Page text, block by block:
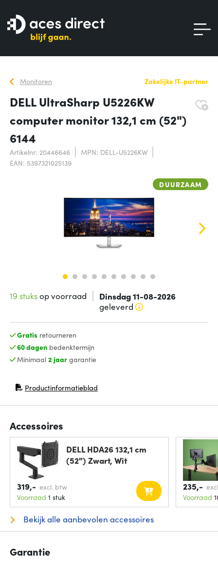
Monitoren Zakelijke IT-partner
DELL UltraSharp U5226KW
computer monitor 132,1 cm (52")
6144
Artikelnr: 20446646
MPN: DELL-U5226KW
EAN: 5397321025139
DUURZAAM
19 stuksop voorraad Dinsdag 11-08-2026
geleverd
Gratis retourneren
60 dagenbedenktermijn
Minimaal 2 jaargarantie
Productinformatieblad
(opent in nieuw venster)
Accessoires
DELL HDA26 132,1 cm
(52") Zwart, Wit
319,- excl. btw
Voorraad 1 stuk
235,-
Voorraad
Bekijk alle aanbevolen accessoires
Garantie